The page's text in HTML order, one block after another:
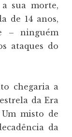
sua morte,
de 14 anos,
– ninguém
ataques do
chegaria a
da Era
Um misto de
da